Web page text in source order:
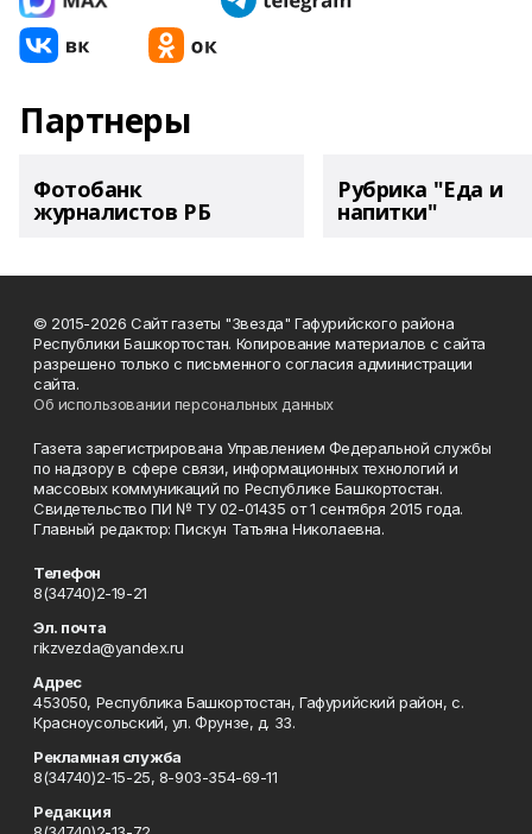
Партнеры
Фотобанк
журналистов РБ
Рубрика "Еда и
напитки"
© 2015-2026 Сайт газеты "Звезда" Гафурийского района
Республики Башкортостан. Копирование материалов с сайта
разрешено только с письменного согласия администрации
сайта.
Об использовании персональных данных
Газета зарегистрирована Управлением Федеральной службы
по надзору в сфере связи, информационных технологий и
массовых коммуникаций по Республике Башкортостан.
Свидетельство ПИ № ТУ 02-01435 от 1 сентября 2015 года.
Главный редактор: Пискун Татьяна Николаевна.
Телефон
8(34740)2-19-21
Эл. почта
rikzvezda@yandex.ru
Адрес
453050, Республика Башкортостан, Гафурийский район, с.
Красноусольский, ул. Фрунзе, д. 33.
Рекламная служба
8(34740)2-15-25, 8-903-354-69-11
Редакция